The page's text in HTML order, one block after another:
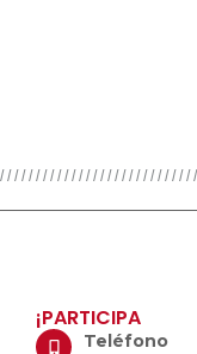
¡PARTICIPA
Teléfono